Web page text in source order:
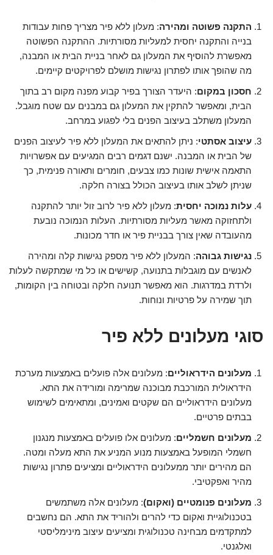
התקנה פשוטה ומהירה: מעלון ללא פיר מצריך פחות עבודות
בנייה והתקנה יחסית למעליות מסורתיות. ההתקנה הפשוטה
מאפשרת להוסיף את המעלון גם לאחר בניית הבית או המבנה,
מה שהופך אותו לפתרון נגישות מושלם לפרויקטים קיימים.
חסכון במקום: היעדר הצורך בפיר קבוע מפנה מקום רב בתוך
הבית, ומאפשר להתקין את המעלון גם במבנים עם שטח מוגבל.
המעלון משתלב בעיצוב הפנים בלי לפגוע במרחב.
עיצוב אסתטי: ניתן להתאים את המעלון ללא פיר לעיצוב הפנים
של הבית או המבנה. ישנם דגמים רבים המגיעים עם אפשרויות
התאמה אישית שונות כמו צבעים, חומרים ותאורה פנימית, כך
שניתן לשלב אותו בעיצוב הכולל בצורה חלקה.
עלות נמוכה יחסית: מעלון ללא פיר לרוב זול יותר להתקנה
ולתחזוקה מאשר מעליות מסורתיות. העלות הנמוכה נובעת
מהעובדה שאין צורך בבניית פיר או חדר מכונות.
נגישות גבוהה: המעלון ללא פיר מספק נגישות קלה ומהירה
לאנשים עם מוגבלות בתנועה, קשישים או כל מי שמתקשה לעלות
ולרדת במדרגות. הוא מאפשר תנועה חלקה ובטוחה בין הקומות,
תוך שמירה על פרטיות ונוחות.
סוגי מעלונים ללא פיר
מעלונים הידראוליים: מעלונים אלה פועלים באמצעות מערכת
הידראולית המורכבת מבוכנה שמרימה ומורידה את התא.
מעלונים הידראוליים הם שקטים ואמינים, ומתאימים לשימוש
בבתים פרטיים.
מעלונים חשמליים: מעלונים אלו פועלים באמצעות מנגנון
חשמלי המופעל באמצעות מנוע המניע את התא מעלה ומטה.
הם מהירים יותר ממעלונים הידראוליים ומציעים פתרון נגישות
מהיר ואפקטיבי.
מעלונים פנומטיים (ואקום): מעלונים אלה משתמשים
בטכנולוגיית ואקום כדי להרים ולהוריד את התא. הם נחשבים
למתקדמים מבחינה טכנולוגית ומציעים עיצוב מינימליסטי
ואלגנטי.